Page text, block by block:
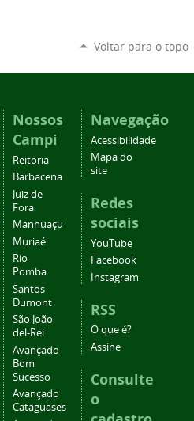
Voltar para o topo
Nossos
Campi
Reitoria
Barbacena
Juiz de
Fora
Manhuaçu
Muriaé
Rio
Pomba
Santos
Dumont
São João
del-Rei
Avançado
Bom
Sucesso
Avançado
Cataguases
Navegação
Acessibilidade
Mapa do
site
Redes
sociais
YouTube
Facebook
Instagram
RSS
O que é?
Assine
Consulte
o